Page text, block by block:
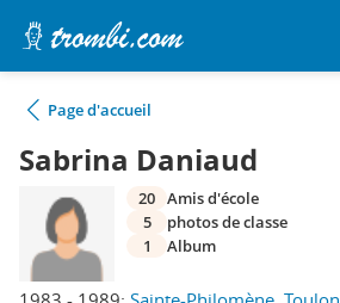
Page d'accueil
Sabrina Daniaud
20 Amis d'école
5
photos de classe
1
Album